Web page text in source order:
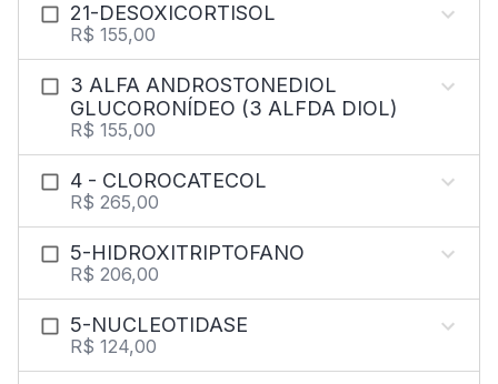
21-DESOXICORTISOL
R$ 155,00
3 ALFA ANDROSTONEDIOL
GLUCORONÍDEO (3 ALFDA DIOL)
R$ 155,00
4 - CLOROCATECOL
R$ 265,00
5-HIDROXITRIPTOFANO
R$ 206,00
5-NUCLEOTIDASE
R$ 124,00